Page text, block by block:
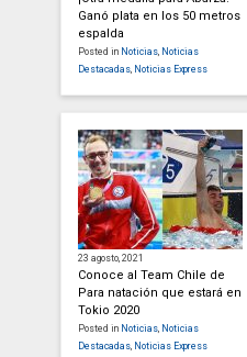
Ganó plata en los 50 metros
espalda
Posted in Noticias, Noticias
Destacadas, Noticias Express
23 agosto, 2021
Conoce al Team Chile de
Para natación que estará en
Tokio 2020
Posted in Noticias, Noticias
Destacadas, Noticias Express